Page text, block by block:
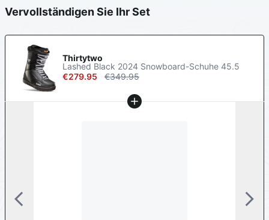
Vervollständigen Sie Ihr Set
Thirtytwo
Lashed Black 2024 Snowboard-Schuhe 45.5
€279.95
€349.95